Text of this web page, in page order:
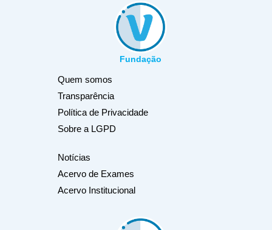
Fundação
Quem somos
Transparência
Política de Privacidade
Sobre a LGPD
Notícias
Acervo de Exames
Acervo Institucional